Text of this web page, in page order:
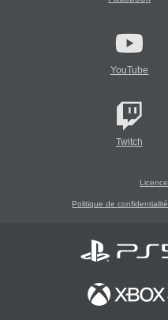
YouTube
Twitch
Licence
Politique de confidentialité